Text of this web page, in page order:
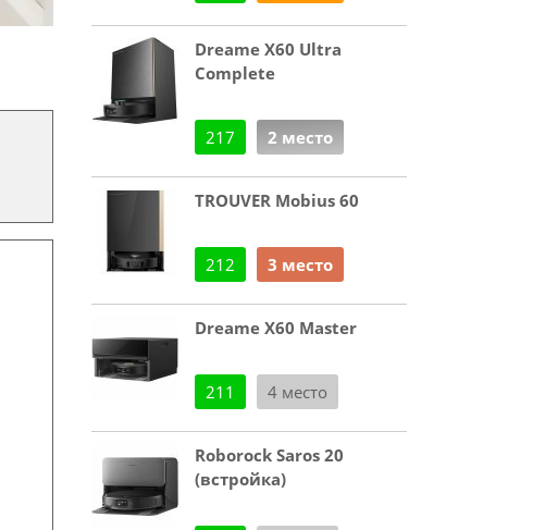
Dreame X60 Ultra
Complete
217 2 место
TROUVER Mobius 60
212 3 место
Dreame X60 Master
211 4 место
Roborock Saros 20
(встройка)